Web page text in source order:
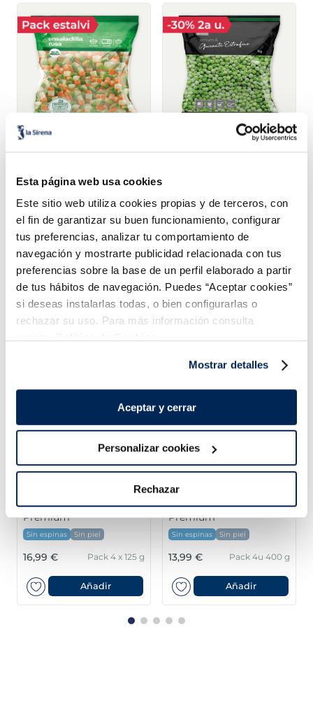
Esta página web usa cookies
Este sitio web utiliza cookies propias y de terceros, con
el fin de garantizar su buen funcionamiento, configurar
tus preferencias, analizar tu comportamiento de
navegación y mostrarte publicidad relacionada con tus
preferencias sobre la base de un perfil elaborado a partir
de tus hábitos de navegación. Puedes “Aceptar cookies”
si deseas instalarlas todas, o bien configurarlas o
rechazar su uso. Para más información consulta
Mostrar detalles
Aceptar y cerrar
Personalizar cookies
Rechazar
Amanida russa
2,79 € Bossa 1kg
Añadir
Pèsols extrafins
Añadir
Combina-ho i fes un menú de 10!
Lloms de salmó noruec
Premium
Sin espinas Sin piel
16,99 € Pack 4 x 125 g
Añadir
Filets de salmó
Premium
Sin espinas Sin piel
13,99 € Pack 4u 400 g
Añadir